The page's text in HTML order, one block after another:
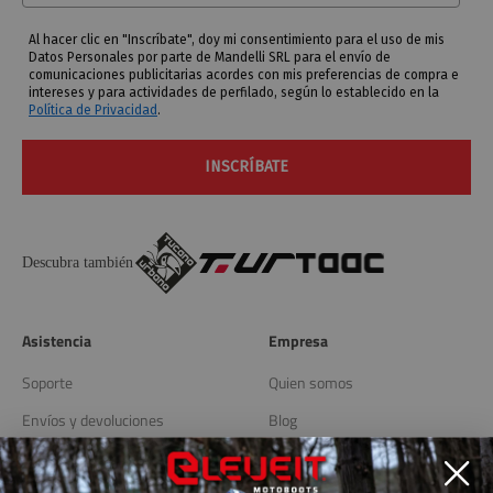
Al hacer clic en "Inscríbate", doy mi consentimiento para el uso de mis
Datos Personales por parte de Mandelli SRL para el envío de
comunicaciones publicitarias acordes con mis preferencias de compra e
intereses y para actividades de perfilado, según lo establecido en la
Política de Privacidad .
INSCRÍBATE
Descubra también
Asistencia
Soporte
Envíos y devoluciones
Empresa
Quien somos
Blog
Localizador de tiendas